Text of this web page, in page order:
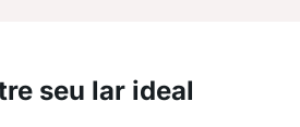
seu lar ideal